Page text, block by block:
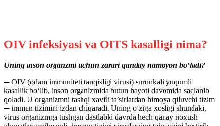
OIV infeksiyasi va OITS kasalligi nima?
Uning inson organzmi uchun zarari qanday namoyon bo‘ladi?
─ OIV (odam immuniteti tanqisligi virusi) surunkali yuqumli
kasallik bo‘lib, inson organizmida butun hayoti davomida saqlanib
qoladi. U organizmni tashqi xavfli ta’sirlardan himoya qiluvchi tizim
─ immun tizimini izdan chiqaradi. Uning o‘ziga xosligi shundaki,
virus organizmga tushgan dastlabki davrda hech qanay noxush